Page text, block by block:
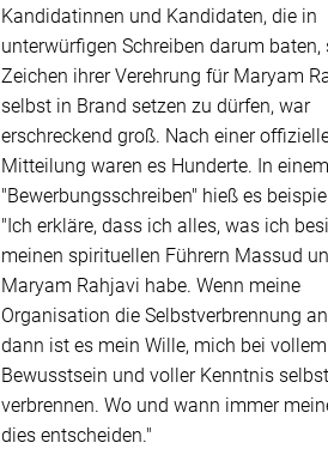
Kandidatinnen und Kandidaten, die in
unterwürfigen Schreiben darum baten,
Zeichen ihrer Verehrung für Maryam
selbst in Brand setzen zu dürfen, war
erschreckend groß. Nach einer
Mitteilung waren es Hunderte. In
"Bewerbungsschreiben" hieß es
"Ich erkläre, dass ich alles, was ich
meinen spirituellen Führern Massud
Maryam Rahjavi habe. Wenn meine
Organisation die Selbstverbrennung
dann ist es mein Wille, mich bei vollem
Bewusstsein und voller Kenntnis
verbrennen. Wo und wann immer
dies entscheiden."